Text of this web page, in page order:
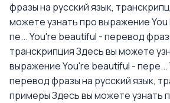
фразы на русский язык,
можете узнать про выражение
пе...You're beautiful - перевод
транскрипцияЗдесь вы можете
выражение You're beautiful - пере...
перевод фразы на русский язык,
примерыЗдесь вы можете узнать